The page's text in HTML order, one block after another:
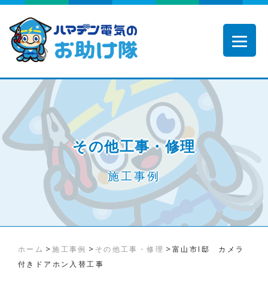
その他工事・修理
施工事例
ホーム >施工事例 > その他工事・修理 >富山市I邸 カメラ
付きドアホン入替工事